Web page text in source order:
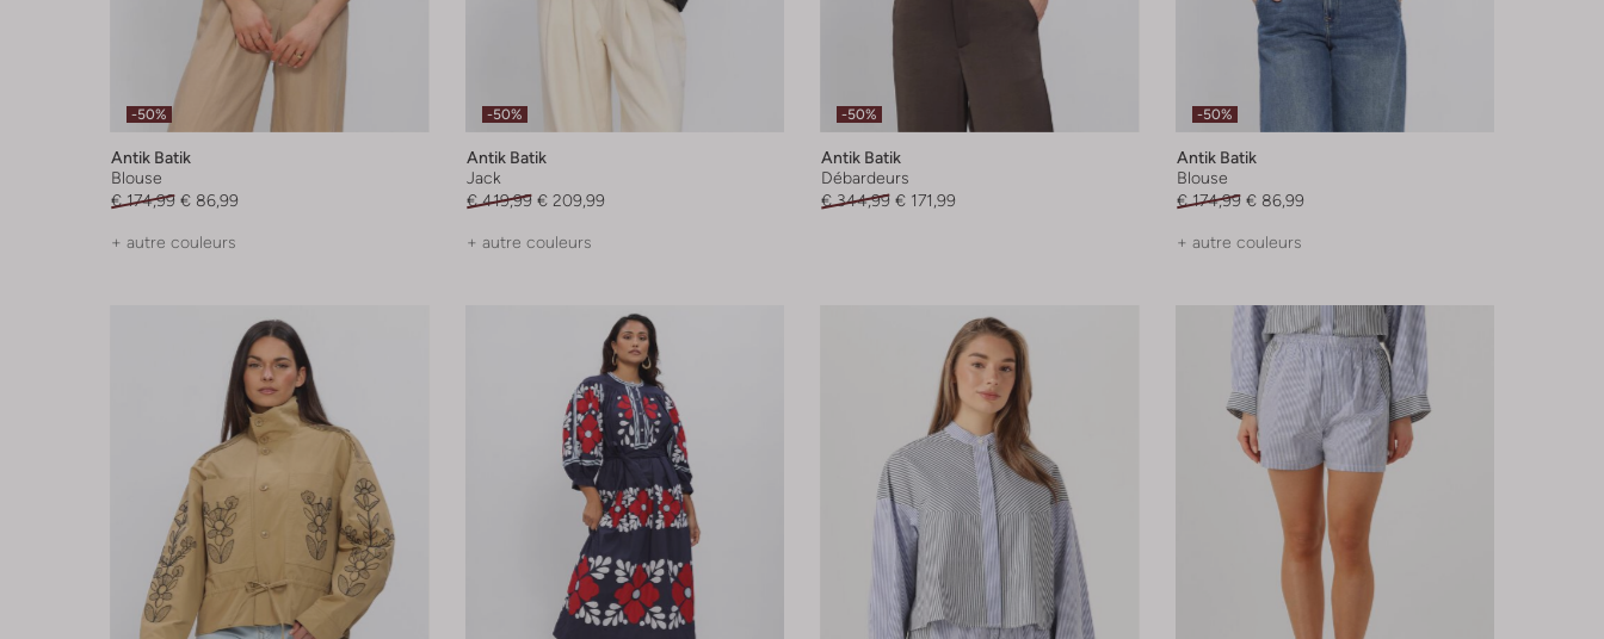
-50%
Antik Batik
Blouse
€ 174,99 € 86,99
+ autre couleurs
-50%
Antik Batik
Jack
€ 419,99 € 209,99
+ autre couleurs
-50%
Antik Batik
Débardeurs
€ 344,99 € 171,99
-50%
Antik Batik
Blouse
€ 174,99 € 86,99
+ autre couleurs